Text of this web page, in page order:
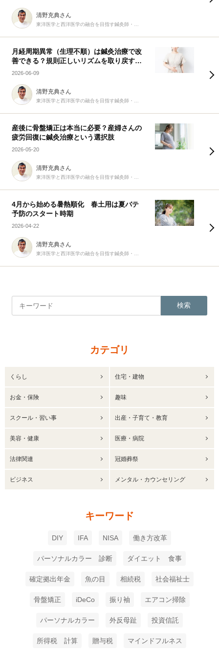
清野充典さん
月経周期異常（生理不順）は鍼灸治療で改
善できる？規則正しいリズムを取り戻す9
つの生活習慣
2026-06-09
清野充典さん
産後に骨盤矯正は本当に必要？産婦さんの
疲労回復に鍼灸治療という選択肢
2026-05-20
清野充典さん
4月から始める暑熱順化 春土用は夏バテ
予防のスタート時期
2026-04-22
清野充典さん
検索
カテゴリ
くらし 住宅・建物
お金・保険 趣味
スクール・習い事 出産・子育て・教育
美容・健康 医療・病院
法律関連 冠婚葬祭
ビジネス メンタル・カウンセリング
キーワード
DIY IFA NISA 働き方改革
パーソナルカラー 診断 ダイエット 食事
確定拠出年金 魚の目 相続税 社会福祉士
骨盤矯正 iDeCo 振り袖 エアコン掃除
パーソナルカラー 外反母趾 投資信託
所得税 計算 贈与税 マインドフルネス